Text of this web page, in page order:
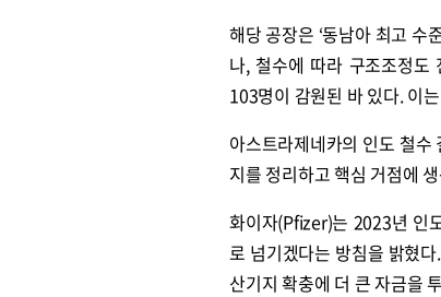
해당 공장은 ‘동남아 최고 수
나, 철수에 따라 구조조정
103명이 감원된 바 있다. 이
아스트라제네카의 인도 철수
지를 정리하고 핵심 거점에
화이자(Pfizer)는 2023년 인
로 넘기겠다는 방침을 밝혔
산기지 확충에 더 큰 자금을